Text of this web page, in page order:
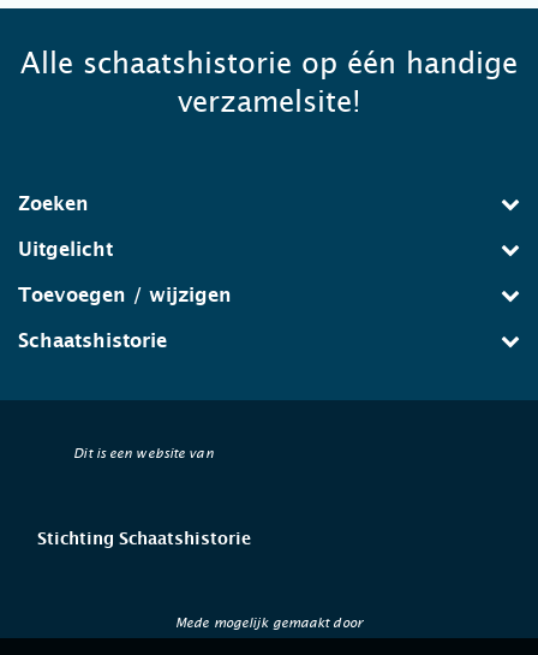
Alle schaatshistorie op één handige
verzamelsite!
Zoeken
Uitgelicht
Toevoegen / wijzigen
Schaatshistorie
Dit is een website van
Stichting Schaatshistorie
Mede mogelijk gemaakt door